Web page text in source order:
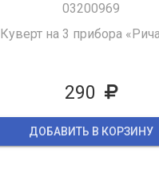
03200969
Куверт на 3 прибора
290
ДОБАВИТЬ В КОРЗИНУ